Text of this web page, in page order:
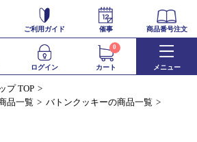
ご利用ガイド 催事 商品番号注文
ログイン カート
0
メニュー
プ TOP
品一覧
バトンクッキーの商品一覧